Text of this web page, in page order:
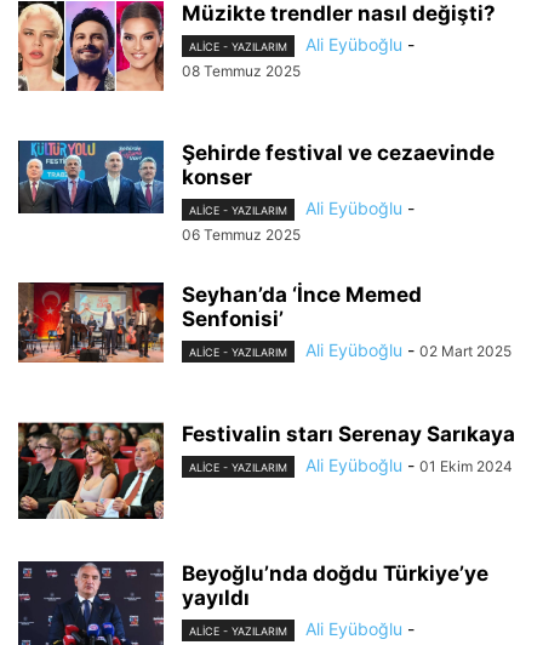
Müzikte trendler nasıl değişti?
ALİCE - YAZILARIM Ali Eyüboğlu -
08 Temmuz 2025
Şehirde festival ve cezaevinde
konser
ALİCE - YAZILARIM Ali Eyüboğlu -
06 Temmuz 2025
Seyhan’da ‘İnce Memed
Senfonisi’
ALİCE - YAZILARIM Ali Eyüboğlu - 02 Mart 2025
Festivalin starı Serenay Sarıkaya
ALİCE - YAZILARIM Ali Eyüboğlu - 01 Ekim 2024
Beyoğlu’nda doğdu Türkiye’ye
yayıldı
ALİCE - YAZILARIM Ali Eyüboğlu -